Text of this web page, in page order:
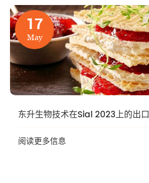
17
May
东升生物技术在Sial 2023上的出口
阅读更多信息